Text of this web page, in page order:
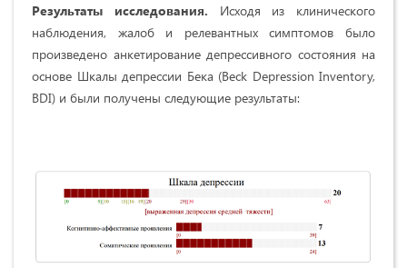
Результаты исследования. Исходя из клинического
наблюдения, жалоб и релевантных симптомов было
произведено анкетирование депрессивного состояния на
основе Шкалы депрессии Бека (Beck Depression Inventory,
BDI) и были получены следующие результаты: